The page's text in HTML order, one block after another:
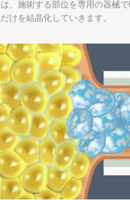
、施術する部位を専用の器械
けを結晶化していきます。